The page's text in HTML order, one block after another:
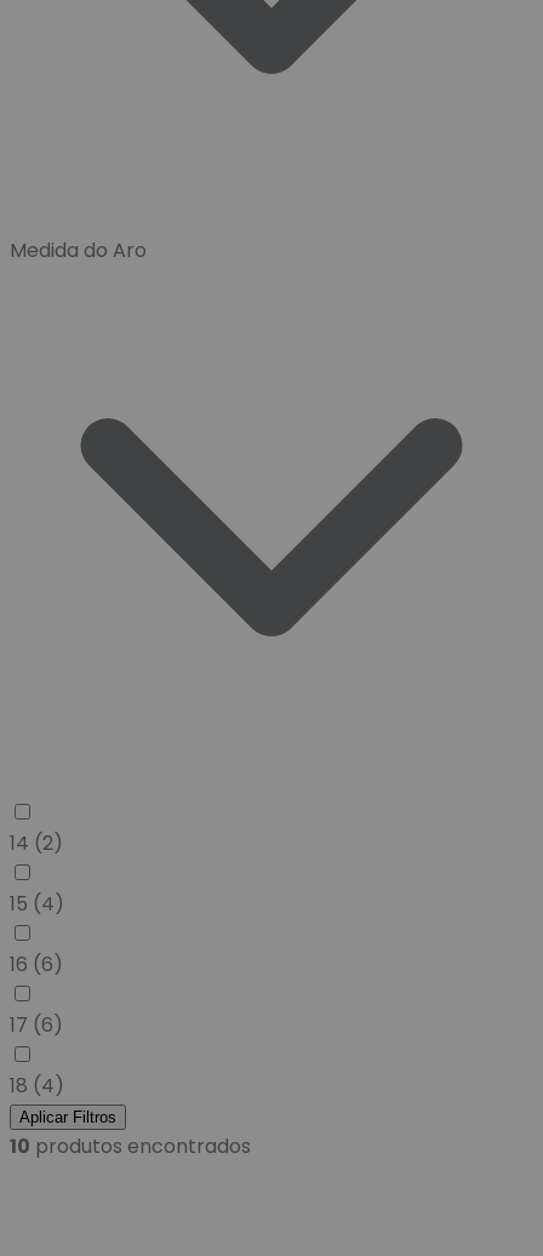
Medida do Aro
14 (2)
15 (4)
16 (6)
17 (6)
18 (4)
Aplicar Filtros
10 produtos encontrados